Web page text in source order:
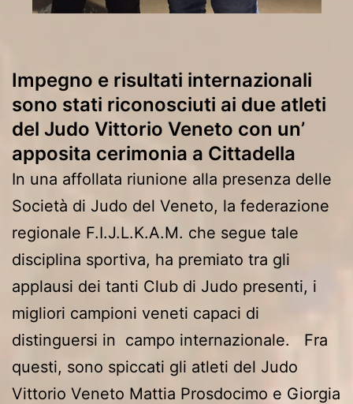
Impegno e risultati internazionali
sono stati riconosciuti ai due atleti
del Judo Vittorio Veneto con un’
apposita cerimonia a Cittadella
In una affollata riunione alla presenza delle
Società di Judo del Veneto, la federazione
regionale F.I.J.L.K.A.M. che segue tale
disciplina sportiva, ha premiato tra gli
applausi dei tanti Club di Judo presenti, i
migliori campioni veneti capaci di
distinguersi in campo internazionale. Fra
questi, sono spiccati gli atleti del Judo
Vittorio Veneto Mattia Prosdocimo e Giorgia